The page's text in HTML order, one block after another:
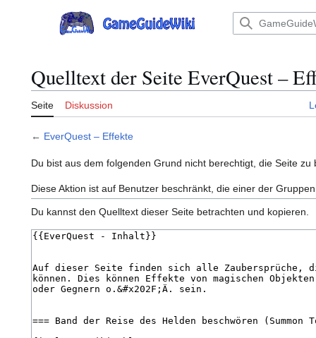
Hauptmenü
Quelltext der Seite EverQuest –
Seite Diskussion
← EverQuest – Effekte
Du bist aus dem folgenden Grund nicht berechtigt, die Seite zu
Diese Aktion ist auf Benutzer beschränkt, die einer der Gruppen
Du kannst den Quelltext dieser Seite betrachten und kopieren.